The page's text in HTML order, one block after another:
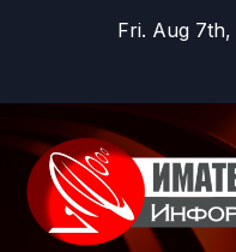
Fri. Aug 7th,